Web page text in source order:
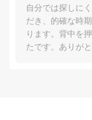
自分では探しに
だき、的確な時
ります。背中を
たです。ありが